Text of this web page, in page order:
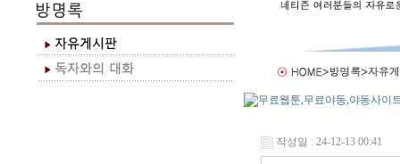
작성일 : 24-12-13 00:41